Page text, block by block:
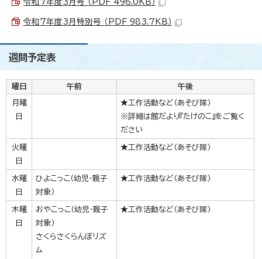
令和7年度3月号 （PDF 496.0KB）
令和7年度3月特別号 （PDF 983.7KB）
週間予定表
曜日 午前 午後
月曜
日
★工作活動など（あそび隊）
※詳細は館だより『たけのこ』をご覧く
ださい
火曜
日
★工作活動など（あそび隊）
水曜
日
ひよこっこ（幼児・親子
対象）
★工作活動など（あそび隊）
木曜
日
おやこっこ（幼児・親子
対象）
さくらさくらんぼリズ
ム
★工作活動など（あそび隊）